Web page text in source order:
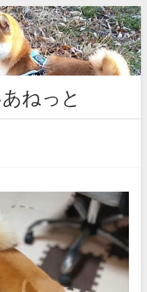
ねっと